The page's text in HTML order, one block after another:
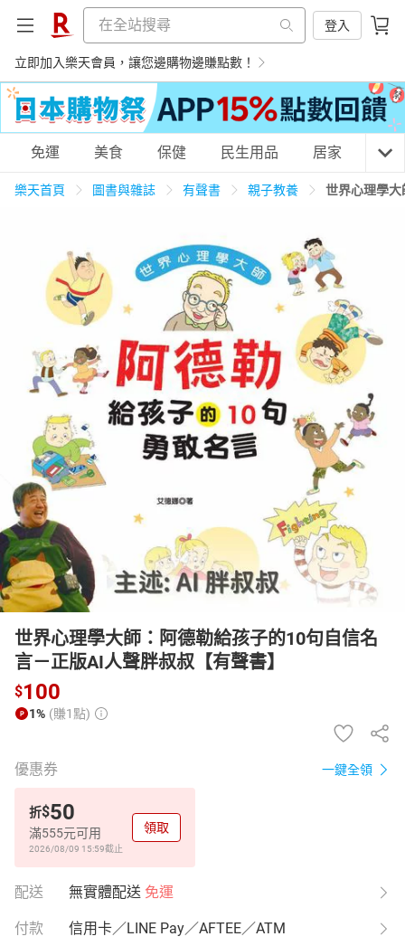
登入
立即加入樂天會員，讓您邊購物邊賺點數！
購物網分類
民生用品
居家生活 3C家電 運動休閒 親子玩具
女裝 男裝 化妝保養 情趣用品
日本購物
免運 美食 保健 民生用品 居家 3C
樂天首頁 圖書與雜誌 有聲書 親子教養 世界心理學
世界心理學大師：阿德勒給孩子的10句自信名
言－正版AI人聲胖叔叔【有聲書】
$100
1% (賺1點)
優惠券 一鍵全領
折$50
滿555元可用
2026/08/09 15:59截止
領取
配送 無實體配送 免運
付款 信用卡／LINE Pay／AFTEE／ATM